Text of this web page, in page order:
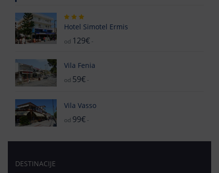
Hotel Simotel Ermis
od 129€ -
Vila Fenia
od 59€ -
Vila Vasso
od 99€ -
DESTINACIJE